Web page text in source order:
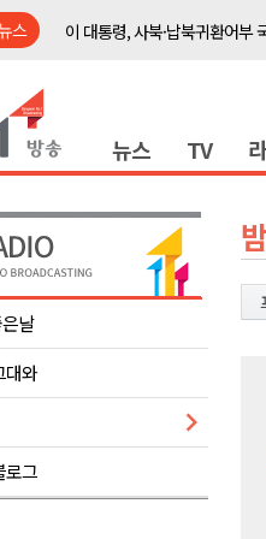
스
이 대통령, 사북·납북귀환어부
이광재 국회 예결위원장, 강릉
육동한 시장, 국제스케이트장 춘
영월군, 국·도비 확보 보고회 개
삼척 공공산후조리원 이전 시급
도-시군 첫 간담회..우상호 "하
이 대통령, 사북·납북귀환어부
여름축제 더위와 전쟁..물놀이
강원도, 최휘영 문체부장관과 정
뉴스 TV
날
대와
로그